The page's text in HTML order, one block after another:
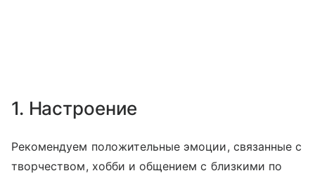
1. Настроение
Рекомендуем положительные эмоции, связанные с
творчеством, хобби и общением с близкими по